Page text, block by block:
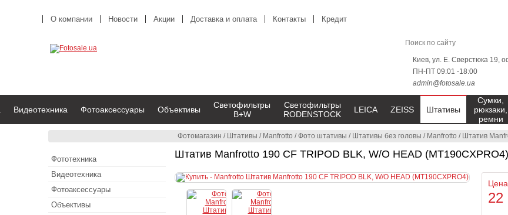
Фотомагазин / Штативы / Manfrotto /Фото штативы / Штативы без головы / Manfrotto / Штатив
Штатив Manfrotto 190 CF TRIPOD BLK, W/O HEAD (MT190CXPRO4)
22
О компании Новости Акции Доставка и оплата Контакты Кредит
Киев, ул. Е. Сверстюка 19,
ПН-ПТ 09:01 -18:00
admin@fotosale.ua
Видеотехника Фотоаксессуары Объективы
Светофильтры
B+W
Светофильтры
RODENSTOCK
LEICA ZEISS Штативы
Сумки,
рюкзаки,
ремни
Фототехника
Видеотехника
Фотоаксессуары
Объективы